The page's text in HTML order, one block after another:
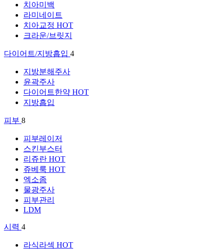
치아미백
라미네이트
치아교정 HOT
크라운/브릿지
다이어트/지방흡입 4
지방분해주사
윤곽주사
다이어트한약 HOT
지방흡입
피부 8
피부레이저
스킨부스터
리쥬란 HOT
쥬베룩 HOT
엑소좀
물광주사
피부관리
LDM
시력 4
라식라섹 HOT